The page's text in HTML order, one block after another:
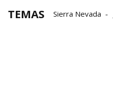
TEMAS Sierra Nevada